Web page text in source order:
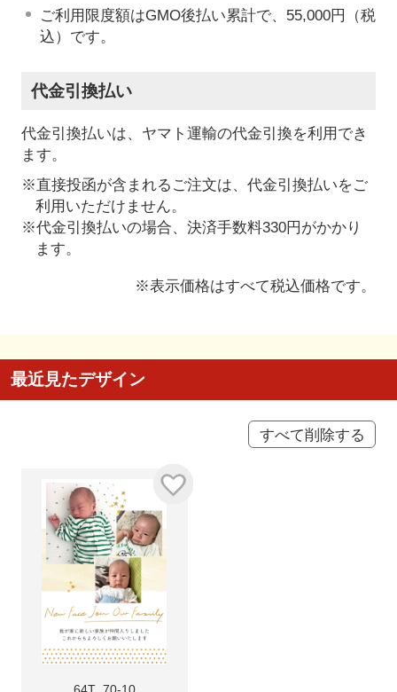
ご利用限度額はGMO後払い累計で、55,000円（税
込）です。
代金引換払い
代金引換払いは、ヤマト運輸の代金引換を利用でき
ます。
※直接投函が含まれるご注文は、代金引換払いをご
利用いただけません。
※代金引換払いの場合、決済手数料330円がかかり
ます。
※表示価格はすべて税込価格です。
最近見たデザイン
すべて削除する